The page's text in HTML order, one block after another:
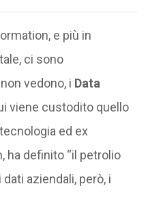
e più in
ci sono
vedono, i Data
viene custodito quello
ed ex
ha definito “il petrolio
aziendali, però, i